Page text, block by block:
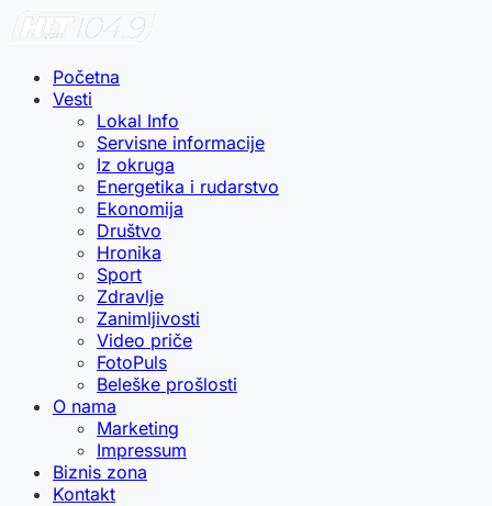
Početna
Vesti
Lokal Info
Servisne informacije
Iz okruga
Energetika i rudarstvo
Ekonomija
Društvo
Hronika
Sport
Zdravlje
Zanimljivosti
Video priče
FotoPuls
Beleške prošlosti
O nama
Marketing
Impressum
Biznis zona
Kontakt